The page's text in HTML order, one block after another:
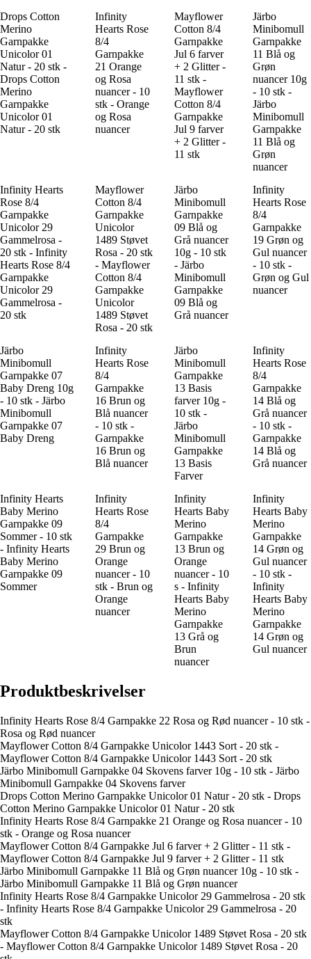
Drops Cotton
Merino
Garnpakke
Unicolor 01
Natur - 20 stk -
Drops Cotton
Merino
Garnpakke
Unicolor 01
Natur - 20 stk
Infinity
Hearts Rose
8/4
Garnpakke
21 Orange
og Rosa
nuancer - 10
stk - Orange
og Rosa
nuancer
Mayflower
Cotton 8/4
Garnpakke
Jul 6 farver
+ 2 Glitter -
11 stk -
Mayflower
Cotton 8/4
Garnpakke
Jul 9 farver
+ 2 Glitter -
11 stk
Järbo
Minibomull
Garnpakke
11 Blå og
Grøn
nuancer 10g
- 10 stk -
Järbo
Minibomull
Garnpakke
11 Blå og
Grøn
nuancer
Infinity Hearts
Rose 8/4
Garnpakke
Unicolor 29
Gammelrosa -
20 stk - Infinity
Hearts Rose 8/4
Garnpakke
Unicolor 29
Gammelrosa -
20 stk
Mayflower
Cotton 8/4
Garnpakke
Unicolor
1489 Støvet
Rosa - 20 stk
- Mayflower
Cotton 8/4
Garnpakke
Unicolor
1489 Støvet
Rosa - 20 stk
Järbo
Minibomull
Garnpakke
09 Blå og
Grå nuancer
10g - 10 stk
- Järbo
Minibomull
Garnpakke
09 Blå og
Grå nuancer
Infinity
Hearts Rose
8/4
Garnpakke
19 Grøn og
Gul nuancer
- 10 stk -
Grøn og Gul
nuancer
Järbo
Minibomull
Garnpakke 07
Baby Dreng 10g
- 10 stk - Järbo
Minibomull
Garnpakke 07
Baby Dreng
Infinity
Hearts Rose
8/4
Garnpakke
16 Brun og
Blå nuancer
- 10 stk -
Garnpakke
16 Brun og
Blå nuancer
Järbo
Minibomull
Garnpakke
13 Basis
farver 10g -
10 stk -
Järbo
Minibomull
Garnpakke
13 Basis
Farver
Infinity
Hearts Rose
8/4
Garnpakke
14 Blå og
Grå nuancer
- 10 stk -
Garnpakke
14 Blå og
Grå nuancer
Infinity Hearts
Baby Merino
Garnpakke 09
Sommer - 10 stk
- Infinity Hearts
Baby Merino
Garnpakke 09
Sommer
Infinity
Hearts Rose
8/4
Garnpakke
29 Brun og
Orange
nuancer - 10
stk - Brun og
Orange
nuancer
Infinity
Hearts Baby
Merino
Garnpakke
13 Brun og
Orange
nuancer - 10
s - Infinity
Hearts Baby
Merino
Garnpakke
13 Grå og
Brun
nuancer
Infinity
Hearts Baby
Merino
Garnpakke
14 Grøn og
Gul nuancer
- 10 stk -
Infinity
Hearts Baby
Merino
Garnpakke
14 Grøn og
Gul nuancer
Produktbeskrivelser
Infinity Hearts Rose 8/4 Garnpakke 22 Rosa og Rød nuancer - 10 stk -
Rosa og Rød nuancer
Mayflower Cotton 8/4 Garnpakke Unicolor 1443 Sort - 20 stk -
Mayflower Cotton 8/4 Garnpakke Unicolor 1443 Sort - 20 stk
Järbo Minibomull Garnpakke 04 Skovens farver 10g - 10 stk - Järbo
Minibomull Garnpakke 04 Skovens farver
Drops Cotton Merino Garnpakke Unicolor 01 Natur - 20 stk - Drops
Cotton Merino Garnpakke Unicolor 01 Natur - 20 stk
Infinity Hearts Rose 8/4 Garnpakke 21 Orange og Rosa nuancer - 10
stk - Orange og Rosa nuancer
Mayflower Cotton 8/4 Garnpakke Jul 6 farver + 2 Glitter - 11 stk -
Mayflower Cotton 8/4 Garnpakke Jul 9 farver + 2 Glitter - 11 stk
Järbo Minibomull Garnpakke 11 Blå og Grøn nuancer 10g - 10 stk -
Järbo Minibomull Garnpakke 11 Blå og Grøn nuancer
Infinity Hearts Rose 8/4 Garnpakke Unicolor 29 Gammelrosa - 20 stk
- Infinity Hearts Rose 8/4 Garnpakke Unicolor 29 Gammelrosa - 20
stk
Mayflower Cotton 8/4 Garnpakke Unicolor 1489 Støvet Rosa - 20 stk
- Mayflower Cotton 8/4 Garnpakke Unicolor 1489 Støvet Rosa - 20